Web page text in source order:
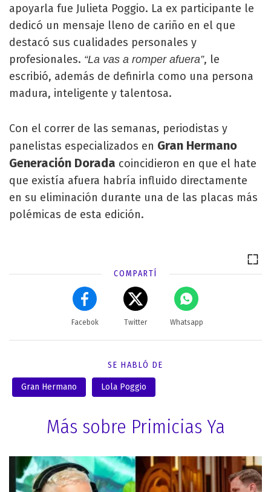
apoyarla fue Julieta Poggio. La ex participante le
dedicó un mensaje lleno de cariño en el que
destacó sus cualidades personales y
profesionales. “La vas a romper afuera”, le
escribió, además de definirla como una persona
madura, inteligente y talentosa.
Con el correr de las semanas, periodistas y
panelistas especializados en Gran Hermano
Generación Dorada coincidieron en que el hate
que existía afuera habría influido directamente
en su eliminación durante una de las placas más
polémicas de esta edición.
COMPARTÍ
Facebok Twitter Whatsapp
SE HABLÓ DE
Gran Hermano Lola Poggio
Más sobre Primicias Ya